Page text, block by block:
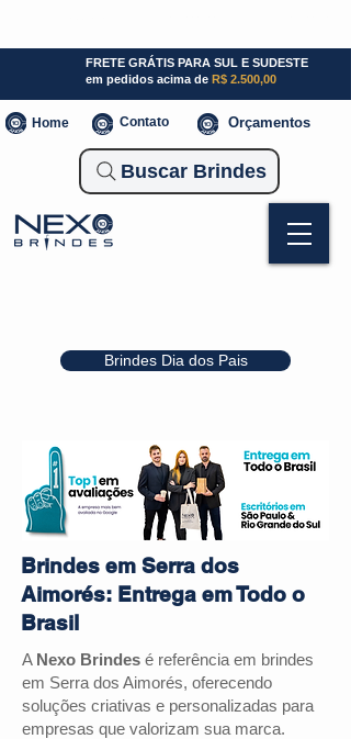
Brindes Dia dos Pais
FRETE GRÁTIS PARA SUL E SUDESTE
em pedidos acima de R$ 2.500,00
Home Contato Orçamentos
Buscar Brindes
Brindes em Serra dos
Aimorés: Entrega em Todo o
Brasil
A Nexo Brindes é referência em brindes
em Serra dos Aimorés, oferecendo
soluções criativas e personalizadas para
empresas que valorizam sua marca.